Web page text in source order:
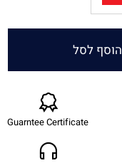
הוסף לסל
Guarntee Certificate